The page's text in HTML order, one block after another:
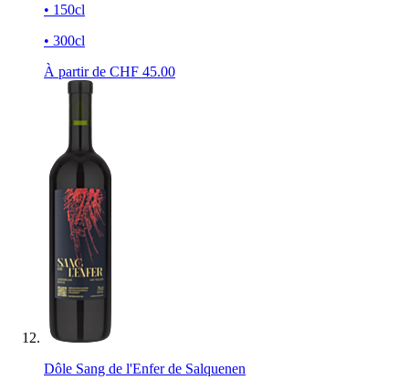
• 150cl
• 300cl
À partir de CHF 45.00
Dôle Sang de l'Enfer de Salquenen